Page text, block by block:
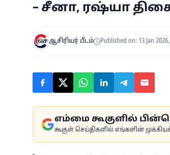
– சீனா, ரஷ்யா
ஆசிரியர் பீடம் Published on: 13 Jan
எம்மை கூகுளில்
கூகுள் செய்திகளில் எங்களின்